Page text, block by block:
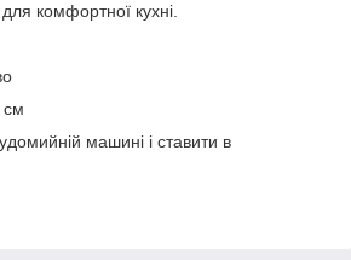
комфортної кухні.
см
машині і ставити в